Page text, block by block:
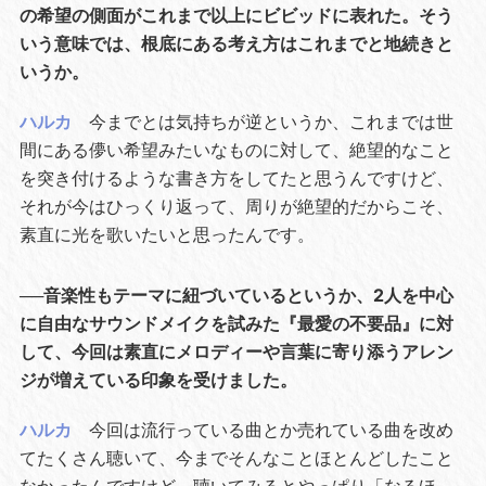
の希望の側面がこれまで以上にビビッドに表れた。そう
いう意味では、根底にある考え方はこれまでと地続きと
いうか。
ハルカ
今までとは気持ちが逆というか、これまでは世
間にある儚い希望みたいなものに対して、絶望的なこと
を突き付けるような書き方をしてたと思うんですけど、
それが今はひっくり返って、周りが絶望的だからこそ、
素直に光を歌いたいと思ったんです。
──音楽性もテーマに紐づいているというか、2人を中心
に自由なサウンドメイクを試みた『最愛の不要品』に対
して、今回は素直にメロディーや言葉に寄り添うアレン
ジが増えている印象を受けました。
ハルカ
今回は流行っている曲とか売れている曲を改め
てたくさん聴いて、今までそんなことほとんどしたこと